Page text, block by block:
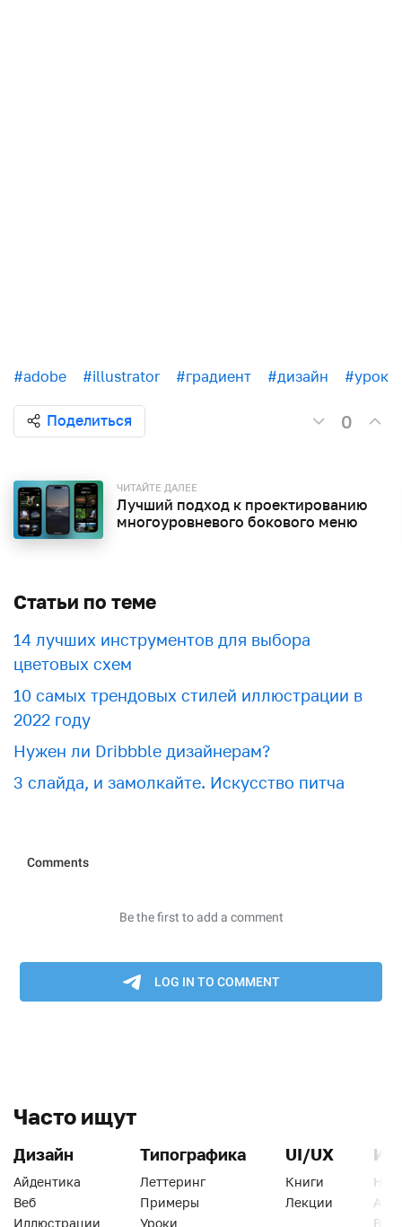
#adobe #illustrator #градиент #дизайн #урок
Поделиться 0
ЧИТАЙТЕ ДАЛЕЕ
Лучший подход к проектированию
многоуровневого бокового меню
Статьи по теме
​​14 лучших инструментов для выбора
цветовых схем
10 самых трендовых стилей иллюстрации в
2022 году
Нужен ли Dribbble дизайнерам?
3 слайда, и замолкайте. Искусство питча
Часто ищут
Дизайн
Айдентика
Веб
Иллюстрации
Типографика
Леттеринг
Примеры
Уроки
UI/UX
Книги
Лекции
Веб